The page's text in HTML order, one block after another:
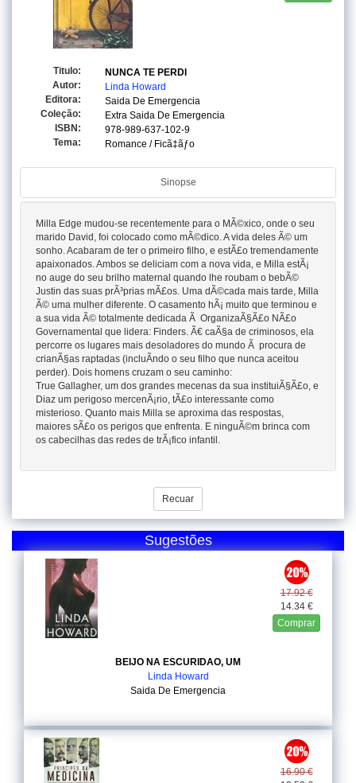
Titulo:
NUNCA TE PERDI
Autor:
Linda Howard
Editora:
Saida De Emergencia
Coleção:
Extra Saida De Emergencia
ISBN:
978-989-637-102-9
Tema:
Romance / Ficã‡ãƒo
Sinopse
Milla Edge mudou-se recentemente para o MÃ©xico, onde o seu
marido David, foi colocado como mÃ©dico. A vida deles Ã© um
sonho. Acabaram de ter o primeiro filho, e estÃ£o tremendamente
apaixonados. Ambos se deliciam com a nova vida, e Milla estÃ¡
no auge do seu brilho maternal quando lhe roubam o bebÃ©
Justin das suas prÃ³prias mÃ£os. Uma dÃ©cada mais tarde, Milla
Ã© uma mulher diferente. O casamento hÃ¡ muito que terminou e
a sua vida Ã© totalmente dedicada Ã OrganizaÃ§Ã£o NÃ£o
Governamental que lidera: Finders. Ã€ caÃ§a de criminosos, ela
percorre os lugares mais desoladores do mundo Ã procura de
crianÃ§as raptadas (incluÃ­ndo o seu filho que nunca aceitou
perder). Dois homens cruzam o seu caminho:
True Gallagher, um dos grandes mecenas da sua instituiÃ§Ã£o, e
Diaz um perigoso mercenÃ¡rio, tÃ£o interessante como
misterioso. Quanto mais Milla se aproxima das respostas,
maiores sÃ£o os perigos que enfrenta. E ninguÃ©m brinca com
os cabecilhas das redes de trÃ¡fico infantil.
Recuar
Sugestões
17.92 €
14.34 €
Comprar
BEIJO NA ESCURIDAO, UM
Linda Howard
Saida De Emergencia
16.90 €